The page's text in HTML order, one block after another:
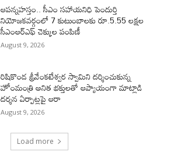
ఆపన్నహస్తం.. సీఎం సహాయనిధి పెందుర్తి
నియోజకవర్గంలో 7 కుటుంబాలకు రూ.5.55 లక్షల
సీఎంఆర్‌ఎఫ్ చెక్కుల పంపిణీ
August 9, 2026
రిషికొండ శ్రీవేంకటేశ్వర స్వామిని దర్శించుకున్న
హోంమంత్రి అనిత భక్తులతో ఆప్యాయంగా మాట్లాడి
దర్శన ఏర్పాట్లపై ఆరా
August 9, 2026
Load more